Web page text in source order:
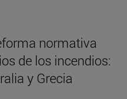
normativa
de los incendios:
y Grecia